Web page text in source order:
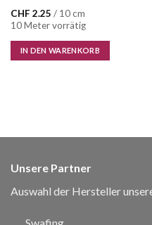
CHF 2.25 / 10 cm
10 Meter vorrätig
IN DEN WARENKORB
Unsere Partner
Auswahl der Hersteller